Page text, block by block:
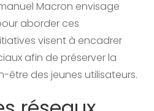
Macron envisage
aborder ces
visent à encadrer
afin de préserver la
être des jeunes utilisateurs.